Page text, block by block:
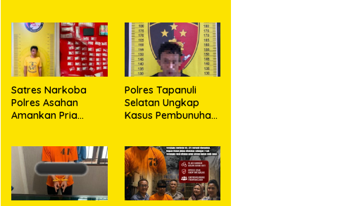
Nagori Karangsari
Seorang Pria
dengan Barang
Bukti 63,67 Gram
Sabu
Satres Narkoba
Polres Asahan
Amankan Pria
Bukti
Polres Tapanuli
Selatan Ungkap
Kasus Pembunuhan
Anak, Pelaku
Ditangkap